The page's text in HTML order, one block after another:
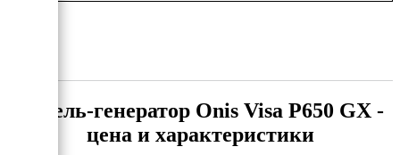
Дизель-генератор Onis Visa P650 GX -
цена и характеристики